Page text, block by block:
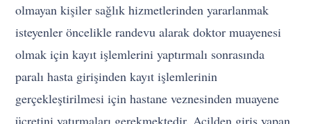
olmayan kişiler sağlık hizmetlerinden yararlanmak
isteyenler öncelikle randevu alarak doktor muayenesi
olmak için kayıt işlemlerini yaptırmalı sonrasında
paralı hasta girişinden kayıt işlemlerinin
gerçekleştirilmesi için hastane veznesinden muayene
ücretini yatırmaları gerekmektedir. Acilden giriş yapan